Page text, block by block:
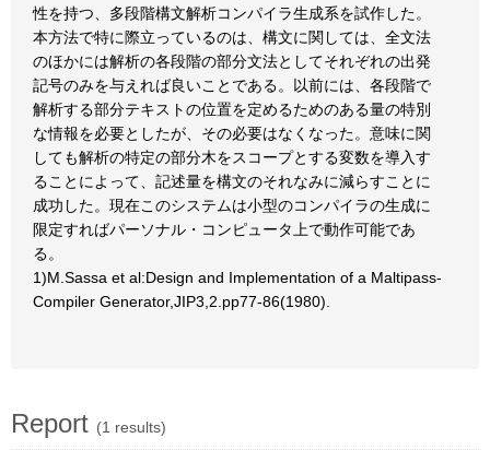
性を持つ、多段階構文解析コンパイラ生成系を試作した。
本方法で特に際立っているのは、構文に関しては、全文法
のほかには解析の各段階の部分文法としてそれぞれの出発
記号のみを与えれば良いことである。以前には、各段階で
解析する部分テキストの位置を定めるためのある量の特別
な情報を必要としたが、その必要はなくなった。意味に関
しても解析の特定の部分木をスコープとする変数を導入す
ることによって、記述量を構文のそれなみに減らすことに
成功した。現在このシステムは小型のコンパイラの生成に
限定すればパーソナル・コンピュータ上で動作可能であ
る。
1)M.Sassa et al:Design and Implementation of a Maltipass-
Compiler Generator,JIP3,2.pp77-86(1980).
Report (1 results)